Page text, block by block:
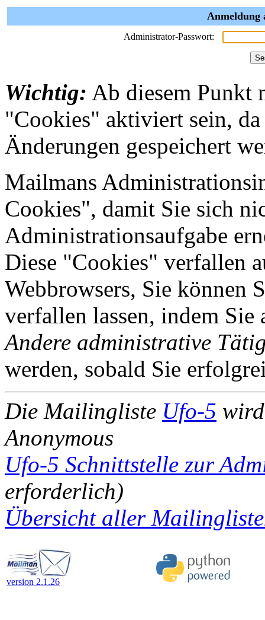
Anmeldung
Administrator-Passwort:
Wichtig: Ab diesem Punkt
"Cookies" aktiviert sein,
Änderungen gespeichert
Mailmans
Cookies", damit Sie sich
Administrationsaufgabe
Diese "Cookies" verfallen
Webbrowsers, Sie können
verfallen lassen, indem
Andere administrative
werden, sobald Sie
Die Mailingliste Ufo-5
Anonymous
Ufo-5 Schnittstelle zur
erforderlich)
Übersicht aller
version 2.1.26